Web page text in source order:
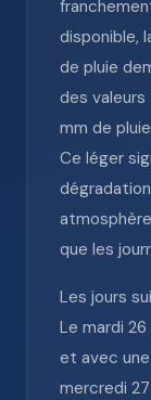
disponible,
de pluie
des valeurs
mm de
Ce léger
que les
Les jours
Le mardi 26
et avec
mercredi